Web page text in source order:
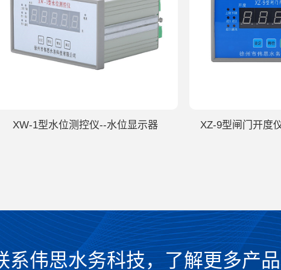
XW-1型水位测控仪--水位显示器 XZ-9型闸门开度
系伟思水务科技，了解更多产